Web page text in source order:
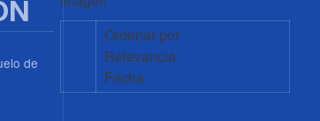
de
Ordenar por
Relevancia
Fecha